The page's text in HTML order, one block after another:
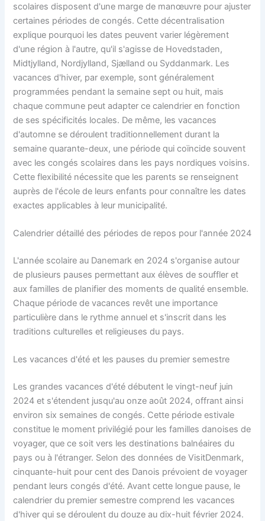
scolaires disposent d'une marge de manœuvre pour ajuster
certaines périodes de congés. Cette décentralisation
explique pourquoi les dates peuvent varier légèrement
d'une région à l'autre, qu'il s'agisse de Hovedstaden,
Midtjylland, Nordjylland, Sjælland ou Syddanmark. Les
vacances d'hiver, par exemple, sont généralement
programmées pendant la semaine sept ou huit, mais
chaque commune peut adapter ce calendrier en fonction
de ses spécificités locales. De même, les vacances
d'automne se déroulent traditionnellement durant la
semaine quarante-deux, une période qui coïncide souvent
avec les congés scolaires dans les pays nordiques voisins.
Cette flexibilité nécessite que les parents se renseignent
auprès de l'école de leurs enfants pour connaître les dates
exactes applicables à leur municipalité.
Calendrier détaillé des périodes de repos pour l'année 2024
L'année scolaire au Danemark en 2024 s'organise autour
de plusieurs pauses permettant aux élèves de souffler et
aux familles de planifier des moments de qualité ensemble.
Chaque période de vacances revêt une importance
particulière dans le rythme annuel et s'inscrit dans les
traditions culturelles et religieuses du pays.
Les vacances d'été et les pauses du premier semestre
Les grandes vacances d'été débutent le vingt-neuf juin
2024 et s'étendent jusqu'au onze août 2024, offrant ainsi
environ six semaines de congés. Cette période estivale
constitue le moment privilégié pour les familles danoises de
voyager, que ce soit vers les destinations balnéaires du
pays ou à l'étranger. Selon des données de VisitDenmark,
cinquante-huit pour cent des Danois prévoient de voyager
pendant leurs congés d'été. Avant cette longue pause, le
calendrier du premier semestre comprend les vacances
d'hiver qui se déroulent du douze au dix-huit février 2024.